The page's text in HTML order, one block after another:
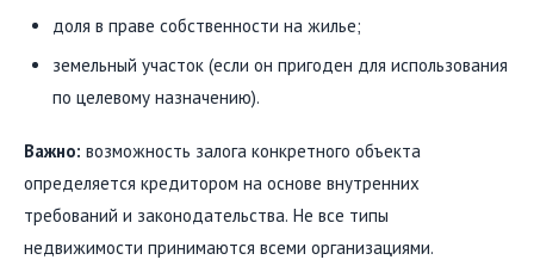
доля в праве собственности на жилье;
земельный участок (если он пригоден для использования
по целевому назначению).
Важно: возможность залога конкретного объекта
определяется кредитором на основе внутренних
требований и законодательства. Не все типы
недвижимости принимаются всеми организациями.